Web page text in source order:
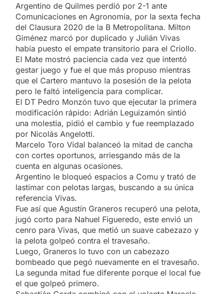
Argentino de Quilmes perdió por 2-1 ante
Comunicaciones en Agronomía, por la sexta fecha
del Clausura 2020 de la B Metropolitana. Milton
Giménez marcó por duplicado y Julián Vivas
había puesto el empate transitorio para el Criollo.
El Mate mostró paciencia cada vez que intentó
gestar juego y fue el que más propuso mientras
que el Cartero mantuvo la posesión de la pelota
pero le faltó inteligencia para complicar.
El DT Pedro Monzón tuvo que ejecutar la primera
modificación rápido: Adrián Leguizamón sintió
una molestia, pidió el cambio y fue reemplazado
por Nicolás Angelotti.
Marcelo Toro Vidal balanceó la mitad de cancha
con cortes oportunos, arriesgando más de la
cuenta en algunas ocasiones.
Argentino le bloqueó espacios a Comu y trató de
lastimar con pelotas largas, buscando a su única
referencia Vivas.
Fue así que Agustín Graneros recuperó una pelota,
jugó corto para Nahuel Figueredo, este envió un
cenro para Vivas, que metió un suave cabezazo y
la pelota golpeó contra el travesaño.
Luego, Graneros lo tuvo con un cabezazo
bombeado que pegó nuevamente en el travesaño.
La segunda mitad fue diferente porque el local fue
el que golpeó primero.